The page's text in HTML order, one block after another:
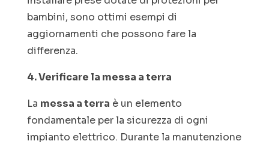
bambini, sono ottimi esempi di
aggiornamenti che possono fare la
differenza.
4. Verificare la messa a terra
La messa a terra è un elemento
fondamentale per la sicurezza di ogni
impianto elettrico. Durante la manutenzione